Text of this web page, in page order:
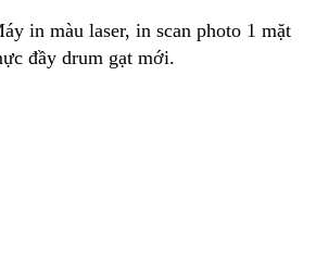
in màu laser, in scan photo 1 mặt
đầy drum gạt mới.